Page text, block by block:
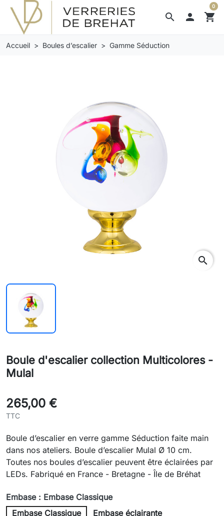
search  shopping_cart
0
Accueil Boules d’escalier Gamme Séduction
search
Boule d'escalier collection Multicolores -
Mulal
265,00 €
TTC
Boule d’escalier en verre gamme Séduction faite main
dans nos ateliers. Boule d’escalier Mulal Ø 10 cm.
Toutes nos boules d’escalier peuvent être éclairées par
LEDs. Fabriqué en France - Bretagne - Île de Bréhat
Embase : Embase Classique
Embase Classique
Embase éclairante